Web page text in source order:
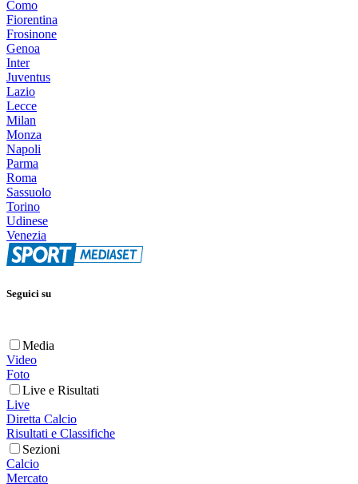
Como
Fiorentina
Frosinone
Genoa
Inter
Juventus
Lazio
Lecce
Milan
Monza
Napoli
Parma
Roma
Sassuolo
Torino
Udinese
Venezia
Seguici su
Media
Video
Foto
Live e Risultati
Live
Diretta Calcio
Risultati e Classifiche
Sezioni
Calcio
Mercato